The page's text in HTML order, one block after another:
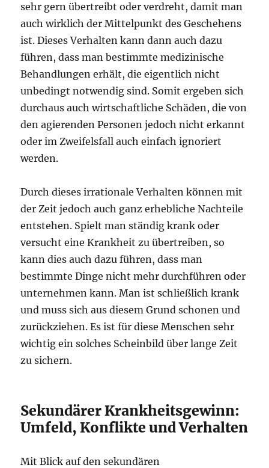
sehr gern übertreibt oder verdreht, damit man
auch wirklich der Mittelpunkt des Geschehens
ist. Dieses Verhalten kann dann auch dazu
führen, dass man bestimmte medizinische
Behandlungen erhält, die eigentlich nicht
unbedingt notwendig sind. Somit ergeben sich
durchaus auch wirtschaftliche Schäden, die von
den agierenden Personen jedoch nicht erkannt
oder im Zweifelsfall auch einfach ignoriert
werden.
Durch dieses irrationale Verhalten können mit
der Zeit jedoch auch ganz erhebliche Nachteile
entstehen. Spielt man ständig krank oder
versucht eine Krankheit zu übertreiben, so
kann dies auch dazu führen, dass man
bestimmte Dinge nicht mehr durchführen oder
unternehmen kann. Man ist schließlich krank
und muss sich aus diesem Grund schonen und
zurückziehen. Es ist für diese Menschen sehr
wichtig ein solches Scheinbild über lange Zeit
zu sichern.
Sekundärer Krankheitsgewinn:
Umfeld, Konflikte und Verhalten
Mit Blick auf den sekundären